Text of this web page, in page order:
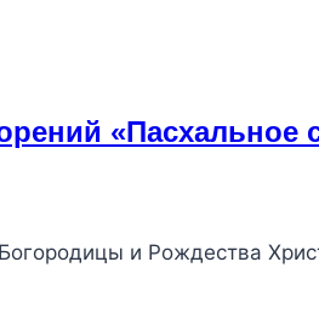
«Пасхальное
и Рождества